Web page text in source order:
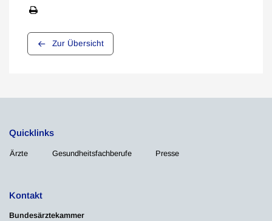
Zur Übersicht
Quicklinks
Ärzte Gesundheitsfachberufe Presse
Kontakt
Bundesärztekammer